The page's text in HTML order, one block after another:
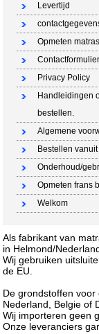
Levertijd
Opmeten
Contactformulier
Privacy Policy
Handleidingen
bestellen.
Algemene
Bestellen
Onderhoud/
Opmeten frans
Welkom
Als fabrikant van
in Helmond/
Wij gebruiken
de EU.
De grondstoffen
Nederland, Belgie of
Wij importeren geen
Onze leveranciers